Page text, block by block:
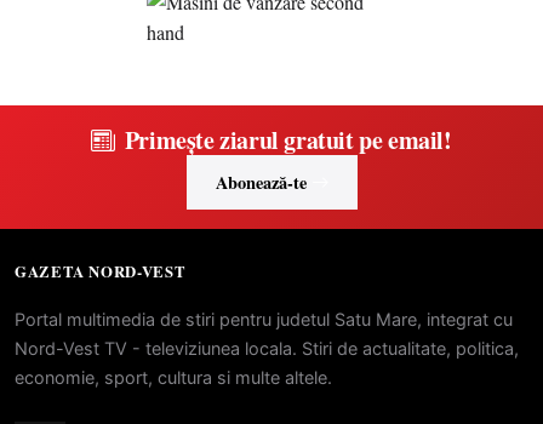
Primește ziarul gratuit pe email!
Abonează-te
GAZETA NORD-VEST
Portal multimedia de stiri pentru judetul Satu Mare, integrat cu
Nord-Vest TV - televiziunea locala. Stiri de actualitate, politica,
economie, sport, cultura si multe altele.